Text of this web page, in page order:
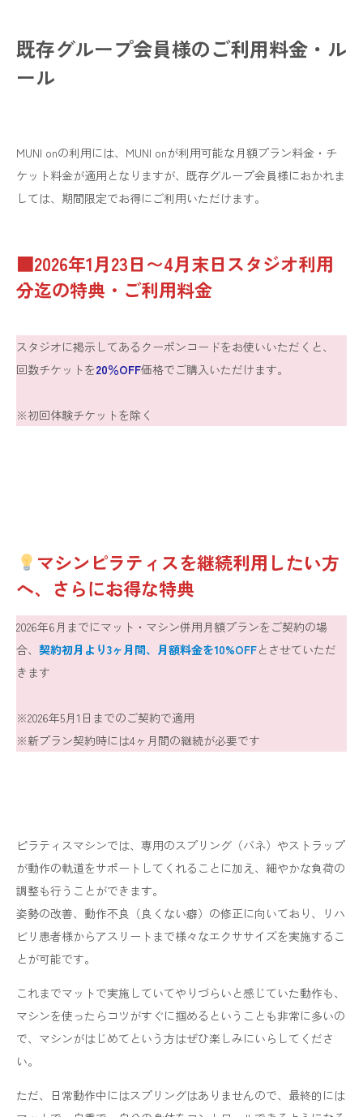
既存グループ会員様のご利用料金・ル
ール
MUNI onの利用には、MUNI onが利用可能な月額プラン料金・チ
ケット料金が適用となりますが、既存グループ会員様におかれま
しては、期間限定でお得にご利用いただけます。
■2026年1月23日〜4月末日スタジオ利用
分迄の特典・ご利用料金
スタジオに掲示してあるクーポンコードをお使いいただくと、
回数チケットを20％OFF価格でご購入いただけます。
※初回体験チケットを除く
マシンピラティスを継続利用したい方
へ、さらにお得な特典
2026年6月までにマット・マシン併用月額プランをご契約の場
合、 契約初月より3ヶ月間、月額料金を10%OFFとさせていただ
きます
※2026年5月1日までのご契約で適用
※新プラン契約時には4ヶ月間の継続が必要です
ピラティスマシンでは、専用のスプリング（バネ）やストラップ
が動作の軌道をサポートしてくれることに加え、細やかな負荷の
調整も行うことができます。
姿勢の改善、動作不良（良くない癖）の修正に向いており、リハ
ビリ患者様からアスリートまで様々なエクササイズを実施するこ
とが可能です。
これまでマットで実施していてやりづらいと感じていた動作も、
マシンを使ったらコツがすぐに掴めるということも非常に多いの
で、マシンがはじめてという方はぜひ楽しみにいらしてくださ
い。
ただ、日常動作中にはスプリングはありませんので、最終的には